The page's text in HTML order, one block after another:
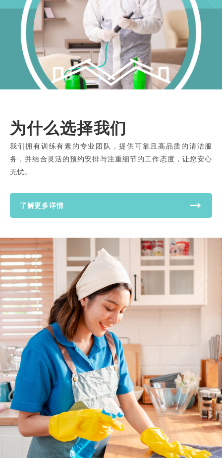
为什么选择我们
我们拥有训练有素的专业团队，提供可靠且高品质的清洁服
务，并结合灵活的预约安排与注重细节的工作态度，让您安心
无忧。
了解更多详情